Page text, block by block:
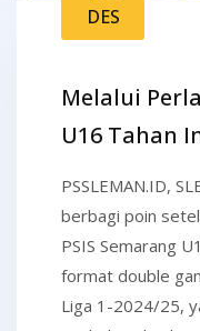
DES
Melalui
U16 Tahan
PSSLEMAN.ID,
berbagi poin
PSIS Semarang
format double
Liga 1-2024/25,